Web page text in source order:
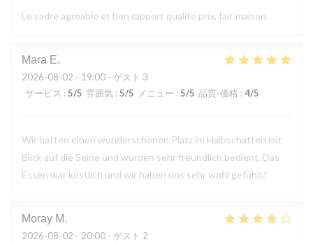
Le cadre agréable et bon rapport qualité prix, fait maison.
Mara E
2026-08-02 - 19:00 - ゲスト 3
サービス : 5/5 雰囲気 : 5/5 メニュー : 5/5 品質-価格 : 4/5
Wir hatten einen wunderschönen Platz im Halbschatten mit
Blick auf die Seine und wurden sehr freundlich bedient. Das
Essen war köstlich und wir haben uns sehr wohl gefühlt!
Moray M
2026-08-02 - 20:00 - ゲスト 2